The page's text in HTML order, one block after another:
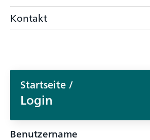
Kontakt
Startseite /
Login
Benutzername